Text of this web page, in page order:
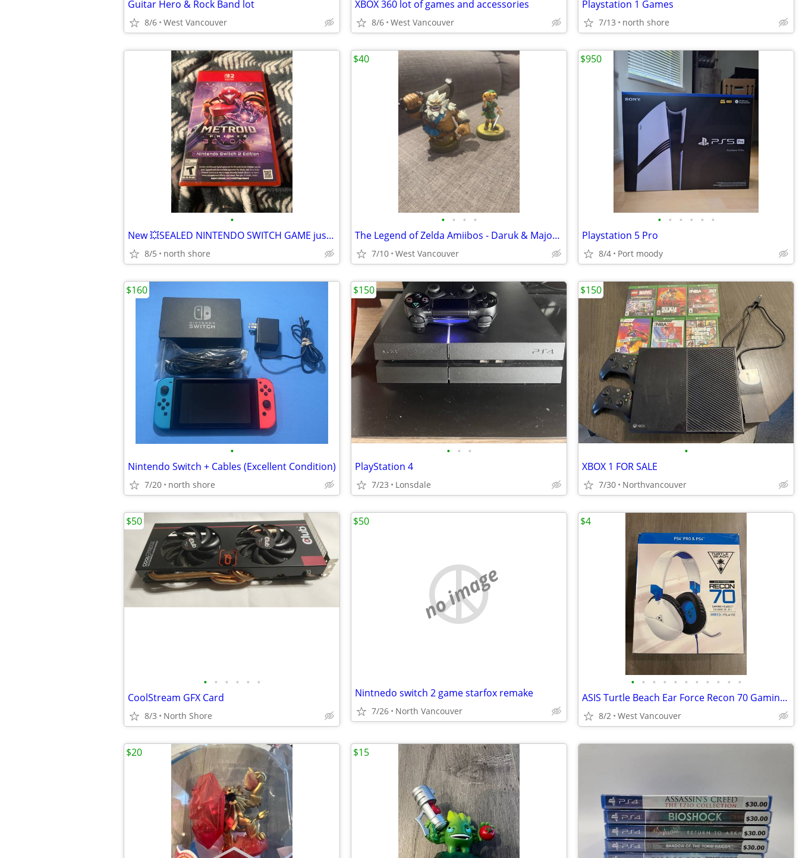
Guitar Hero & Rock Band lot
8/6 West Vancouver
XBOX 360 lot of games and accessories
8/6 West Vancouver
Playstation 1 Games
7/13 north shore
•
New 💥SEALED NINTENDO SWITCH GAME just $69 bucks
8/5 north shore
• • • •
The Legend of Zelda Amiibos - Daruk & Majora’s Mask Link: PRICE IS NEGOTIABLE
7/10 West Vancouver
$40
• • • • • •
Playstation 5 Pro
8/4 Port moody
$950
•
Nintendo Switch + Cables (Excellent Condition)
7/20 north shore
$160
• • •
PlayStation 4
7/23 Lonsdale
$150
•
XBOX 1 FOR SALE
7/30 Northvancouver
$150
• • • • • •
CoolStream GFX Card
8/3 North Shore
$50
no image
Nintnedo switch 2 game starfox remake
7/26 North Vancouver
$50
• • • • • • • • • • •
ASIS Turtle Beach Ear Force Recon 70 Gaming Headset - White/Blue
8/2 West Vancouver
$4
$20 $15